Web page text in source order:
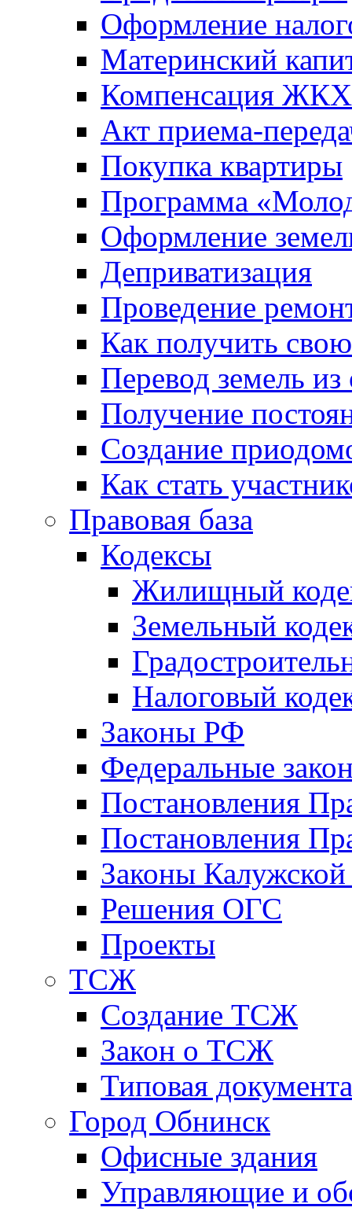
Оформление
Материнский
Компенсация ЖКХ
Акт приема-
Покупка квартиры
Программа
Оформление
Деприватизация
Проведение
Как получить
Перевод земель
Получение
Создание
Как стать
Правовая база
Кодексы
Жилищный
Земельный
Налоговый
Законы РФ
Федеральные
Постановления
Постановления
Законы Калужской
Решения ОГС
Проекты
ТСЖ
Создание ТСЖ
Закон о ТСЖ
Типовая
Город Обнинск
Офисные здания
Управляющие и